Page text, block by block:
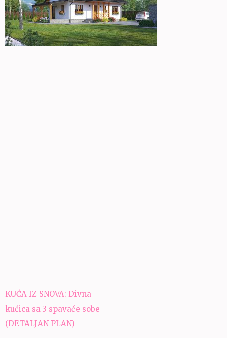
Navigacija
članaka
KUĆA IZ SNOVA: Divna
kućica sa 3 spavaće sobe
(DETALJAN PLAN)